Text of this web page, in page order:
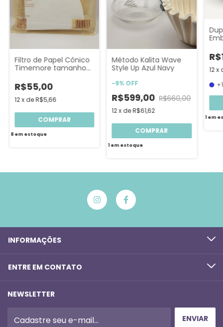
Filtro de Papel Cônico
Timemore tamanho
Eye)
R$55,00
12x deR$5,66
8em estoque
Método Kalita Wave
Style Up Azul Navy
-9%OFF
R$599,00 R$660,00
12 x deR$61,62
1 em estoque
12x
+1
1em
INFORMAÇÕES
ENTRE EM CONTATO
NEWSLETTER